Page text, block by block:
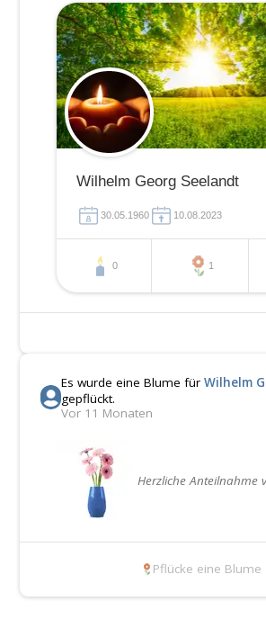
Wilhelm Georg Seelandt
30.05.1960 10.08.2023
0 1
Es wurde eine Blume fürWilhelm
gepflückt.
Vor 11 Monaten
Herzliche Anteilnahme
Pflücke eine Blume